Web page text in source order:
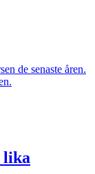
de senaste åren.
lika